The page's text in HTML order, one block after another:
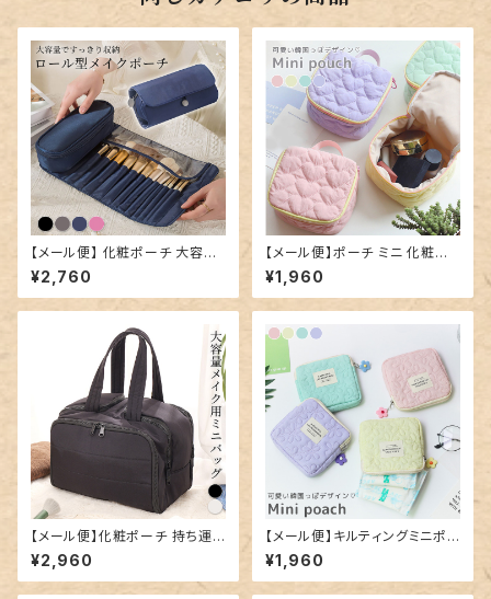
【メール便】 化粧ポーチ 大容量
持ち運び 鞄／bag332
¥2,760
【メール便】ポーチ ミニ 化粧ポ
ーチ 持ち歩き コンパクト／bag
307
¥1,960
【メール便】化粧ポーチ 持ち運
び 鞄 かばん ミニ／bag320
¥2,960
【メール便】キルティングミニポ
ーチ／card144
¥1,960